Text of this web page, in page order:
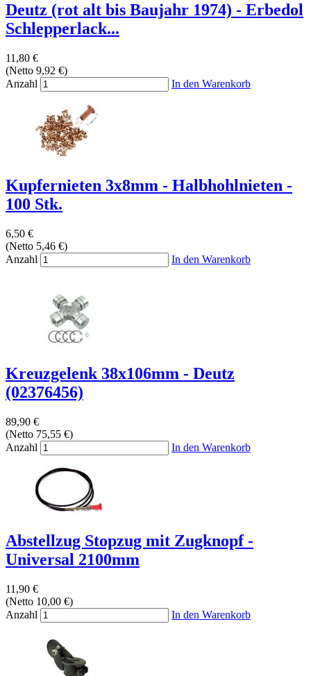
Deutz (rot alt bis Baujahr 1974) - Erbedol
Schlepperlack...
11,80 €
(Netto 9,92 €)
Anzahl
In den Warenkorb
Kupfernieten 3x8mm - Halbhohlnieten -
100 Stk.
6,50 €
(Netto 5,46 €)
Anzahl
In den Warenkorb
Kreuzgelenk 38x106mm - Deutz
(02376456)
89,90 €
(Netto 75,55 €)
Anzahl
In den Warenkorb
Abstellzug Stopzug mit Zugknopf -
Universal 2100mm
11,90 €
(Netto 10,00 €)
Anzahl
In den Warenkorb